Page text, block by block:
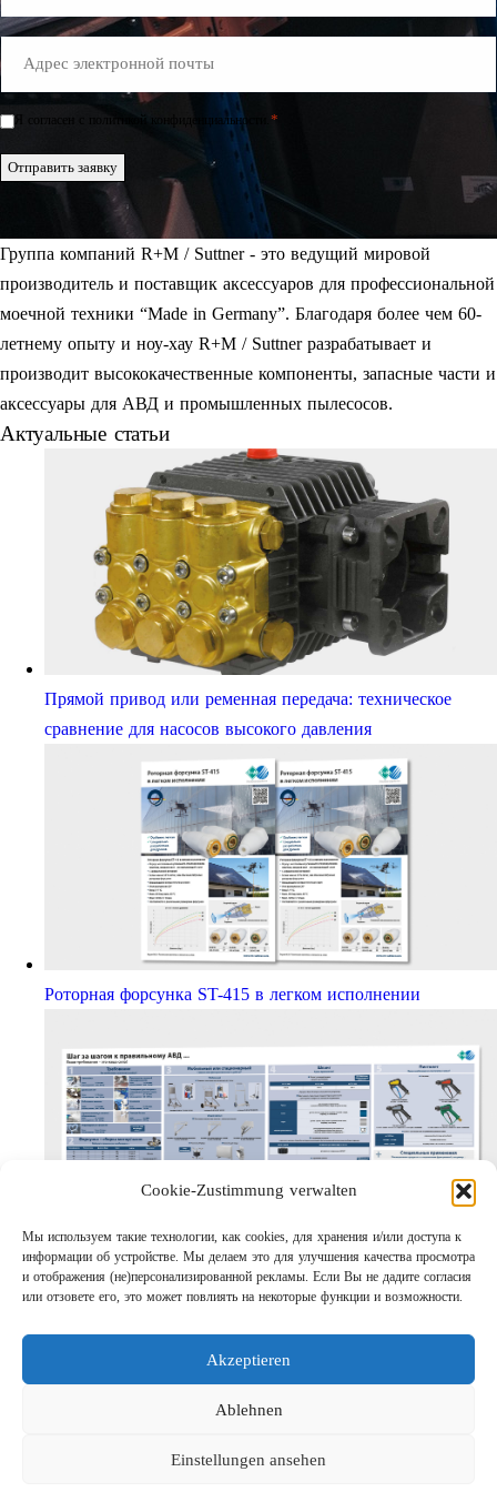
Cookie-Zustimmung verwalten
Мы используем такие технологии, как cookies, для хранения и/или доступа к
информации об устройстве. Мы делаем это для улучшения качества просмотра
и отображения (не)персонализированной рекламы. Если Вы не дадите согласия
или отзовете его, это может повлиять на некоторые функции и возможности.
Akzeptieren
Ablehnen
Einstellungen ansehen
Mail
Einwilligung
Я согласен с политикой конфиденциальности. *
Отправить заявку
Группа компаний R+M / Suttner - это ведущий мировой
производитель и поставщик аксессуаров для профессиональной
моечной техники “Made in Germany”. Благодаря более чем 60-
летнему опыту и ноу-хау R+M / Suttner разрабатывает и
производит высококачественные компоненты, запасные части и
аксессуары для АВД и промышленных пылесосов.
Актуальные статьи
Прямой привод или ременная передача: техническое
сравнение для насосов высокого давления
Роторная форсунка ST-415 в легком исполнении
Шаг за шагом кправильному АВД
Links